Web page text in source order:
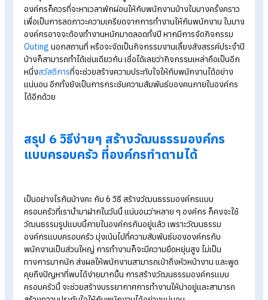
กลั่นกรอง และตกผลึกทางความคิด เพื่อให้ได้ผลลัพธ์ของผลงานที่
ออกมาดีที่สุด องค์กรควรส่งเสริมให้พนักงานทำงานกันเป็นทีมบ่อ
เพื่อให้พนักงานได้ร่วมพูดคุย แลกเปลี่ยนความคิดเห็นกันอยู่เสมอ
เพราะมนุษย์เราทุกคนย่อมมีความคิดที่แตกต่างกัน รายละเอียดเล็ก
น้อย ๆ ของพนักงานแต่ละคน เมื่อนำมารวมกันก็สามารถสร้างเป็น
ความคิดหรือผลงานชิ้นโบว์แดงเลยก็ว่าได้ อีกทั้งการทำงานเป็นทีม
ยังส่งเสริมให้พนักงานรู้จักฟังความคิดเห็นของผู้อื่น ยอมรับความ
5. สนับสนุนให้พนักงานเติบโต
ความรู้ ความสามารถของพนักงานอยู่เสมอ องค์กรควรให้ความ
สำคัญโดยการ จัดฝึกอบรม, การ Coaching /Mentoring, การ
สัมมนา หรือไปดูงานนอกสถานที่ เป็นต้น หากพนักงานมีความรู้หล
หลายด้าน ก็จะส่งผลดีกับองค์กรในระยะยาว เพราะพนักงานคือฟัน
เฟืองสำคัญในการผลักดันให้องค์กรก้าวไปข้างหน้า การสนับสนุน
พนักงานเติบโตในสายงานที่พวกเขาถนัดและชื่นชอบ ก็ถือเป็นการ
มอบโอกาสให้กับพวกเขาในการนำทักษะเหล่านั้นมาปรับใช้กับการ
ทำงานได้อีกด้วย